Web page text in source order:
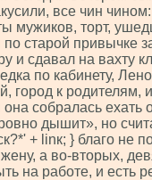
все чин
мужиков, торт,
старой привычке
и сдавал на вахту
по кабинету,
город к родителям,
собралась
дышит», но
+ linк; } благо не
а во-вторых,
на работе, и есть